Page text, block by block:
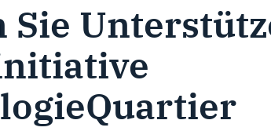
Sie